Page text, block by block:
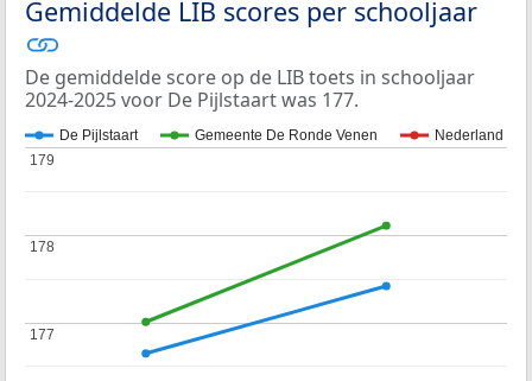
Gemiddelde LIB scores per schooljaar
De gemiddelde score op de LIB toets in schooljaar
2024-2025 voor De Pijlstaart was 177.
De Pijlstaart Gemeente De Ronde Venen Nederland
177
177
178
178
179
179